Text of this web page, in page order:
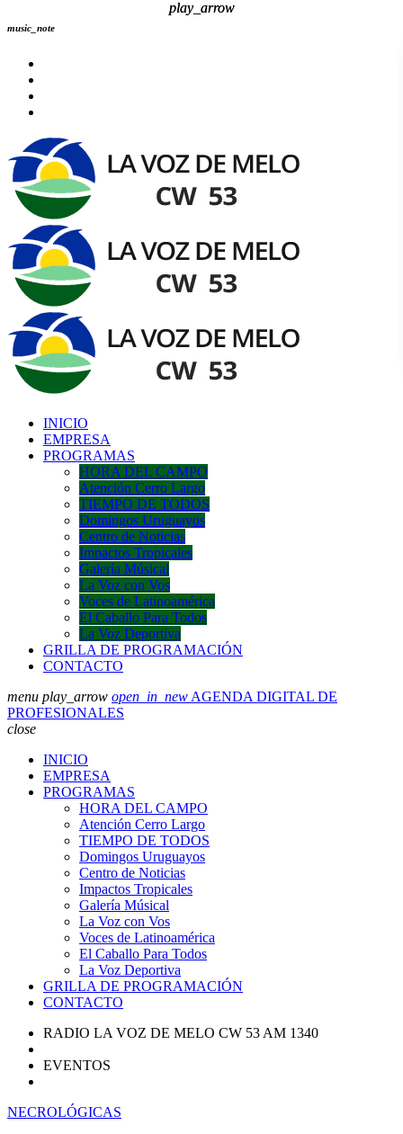
music_note
INICIO
EMPRESA
PROGRAMAS
HORA DEL CAMPO
Atención Cerro Largo
TIEMPO DE TODOS
Domingos Uruguayos
Centro de Noticias
Impactos Tropicales
Galería Músical
La Voz con Vos
Voces de Latinoamérica
El Caballo Para Todos
La Voz Deportiva
GRILLA DE PROGRAMACIÓN
CONTACTO
menu play_arrow open_in_new AGENDA DIGITAL DE
PROFESIONALES
close
INICIO
EMPRESA
PROGRAMAS
HORA DEL CAMPO
Atención Cerro Largo
TIEMPO DE TODOS
Domingos Uruguayos
Centro de Noticias
Impactos Tropicales
Galería Músical
La Voz con Vos
Voces de Latinoamérica
El Caballo Para Todos
La Voz Deportiva
GRILLA DE PROGRAMACIÓN
CONTACTO
play_arrow
RADIO LA VOZ DE MELO CW 53 AM 1340
play_arrow
EVENTOS
NECROLÓGICAS